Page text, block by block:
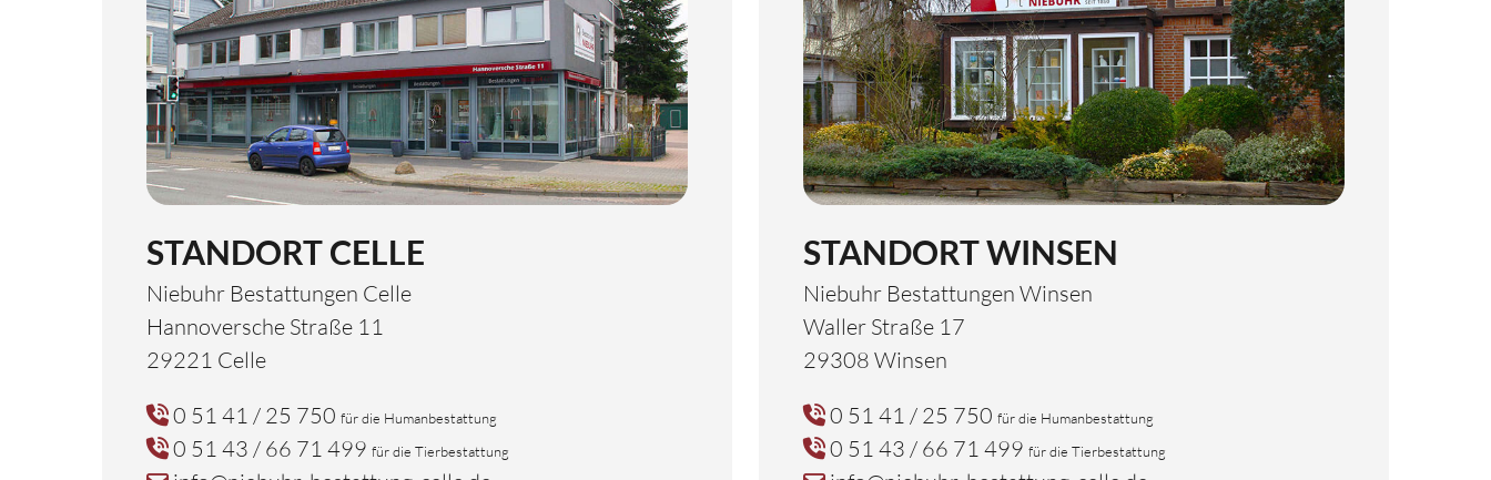
STANDORT CELLE
Niebuhr Bestattungen Celle
Hannoversche Straße 11
29221 Celle
0 51 41 / 25 750 für die Humanbestattung
0 51 43 / 66 71 499 für die Tierbestattung
STANDORT WINSEN
Niebuhr Bestattungen Winsen
Waller Straße 17
29308 Winsen
0 51 41 / 25 750 für die Humanbestattung
0 51 43 / 66 71 499 für die Tierbestattung